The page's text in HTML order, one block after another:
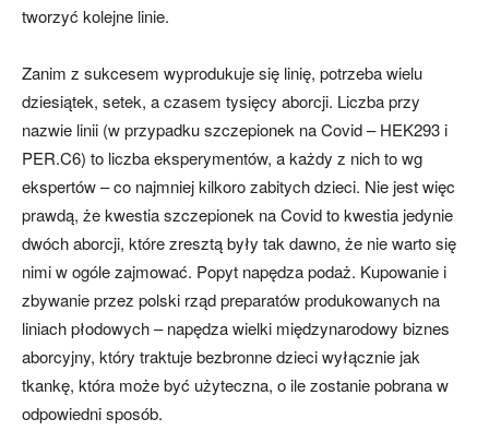
tworzyć kolejne linie.
Zanim z sukcesem wyprodukuje się linię, potrzeba wielu
dziesiątek, setek, a czasem tysięcy aborcji. Liczba przy
nazwie linii (w przypadku szczepionek na Covid – HEK293 i
PER.C6) to liczba eksperymentów, a każdy z nich to wg
ekspertów – co najmniej kilkoro zabitych dzieci. Nie jest więc
prawdą, że kwestia szczepionek na Covid to kwestia jedynie
dwóch aborcji, które zresztą były tak dawno, że nie warto się
nimi w ogóle zajmować. Popyt napędza podaż. Kupowanie i
zbywanie przez polski rząd preparatów produkowanych na
liniach płodowych – napędza wielki międzynarodowy biznes
aborcyjny, który traktuje bezbronne dzieci wyłącznie jak
tkankę, która może być użyteczna, o ile zostanie pobrana w
odpowiedni sposób.